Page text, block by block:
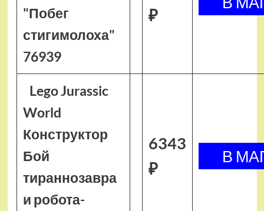
"Побег
стигимолоха"
76939
₽
Lego Jurassic
World
Конструктор
Бой
тираннозавра
и робота-
6343
₽